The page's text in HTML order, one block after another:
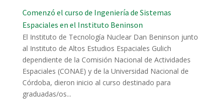
Comenzó el curso de Ingeniería de Sistemas
Espaciales en el Instituto Beninson
El Instituto de Tecnología Nuclear Dan Beninson junto
al Instituto de Altos Estudios Espaciales Gulich
dependiente de la Comisión Nacional de Actividades
Espaciales (CONAE) y de la Universidad Nacional de
Córdoba, dieron inicio al curso destinado para
graduadas/os...